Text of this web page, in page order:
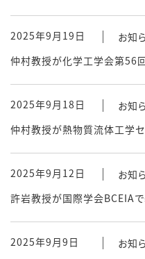
2025年9月19日 お知
仲村教授が化学工学会第56
2025年9月18日 お知
仲村教授が熱物質流体工学
2025年9月12日 お知
許岩教授が国際学会BCEIA
2025年9月9日 お知